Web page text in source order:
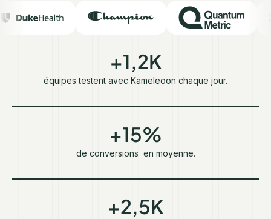
+1,2K
équipes testent avec Kameleoon chaque jour.
+15%
de conversions en moyenne.
+2,5K